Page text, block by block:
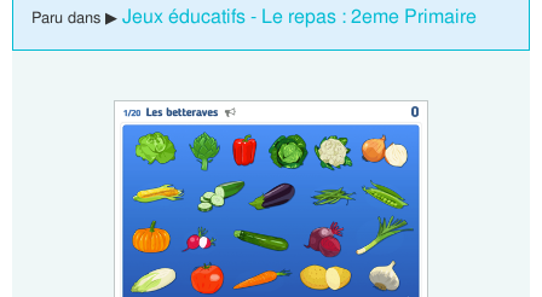
Paru dans ▶ Jeux éducatifs - Le repas : 2eme Primaire